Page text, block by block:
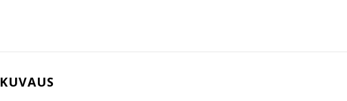
KUVAUS